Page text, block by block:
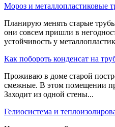
Мороз и металлопластиковые
Планирую менять старые
они совсем пришли в
устойчивость у
Как побороть конденсат на
Проживаю в доме старой
смежные. В этом помещении
Заходит из одной стены...
Гелиосистема и